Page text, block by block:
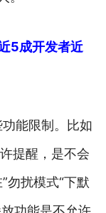
5成开发者近
能限制。比如
提醒，是不会
勿扰模式“下默